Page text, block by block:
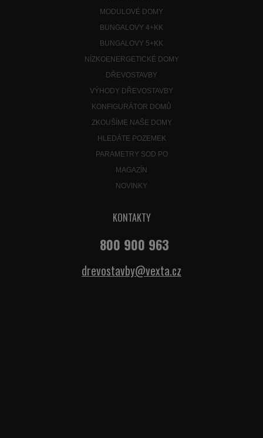
MODULOVÉ DOMY
BUNGALOVY 4+KK
BUNGALOVY 5+KK
NÍZKOENERGETICKÉ DOMY
DŘEVOSTAVBY
VÝHODY DŘEVOSTAVBY
KONFIGURÁTOR DOMŮ
ZKOUŠÍME NAŠE DOMY
HLEDÁTE POZEMEK
PARAMETRY SOD PO
MAGAZÍN
NOVINKY
KONTAKTY
800 900 963
drevostavby@vexta.cz